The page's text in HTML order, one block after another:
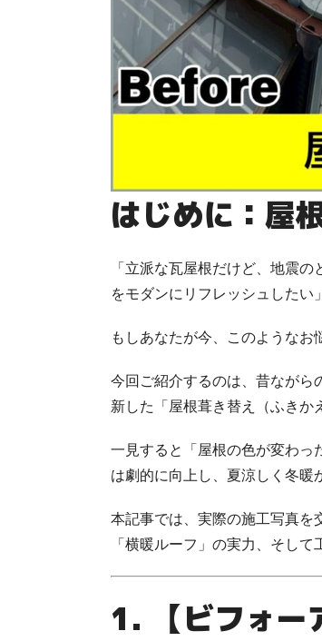
はじめに：屋
「立派な瓦屋根だけど、地震
をモダンにリフレッシュしたい」
もしあなたが今、このようなお
今回ご紹介するのは、昔ながら
新した
「屋根葺き替え（ふき
一見すると「屋根の色が変わっ
は劇的に向上 し、夏涼しく冬暖
本記事では、実際の施工写真を
「横暖ルーフ」の実力、そし
1. 【ビフォー